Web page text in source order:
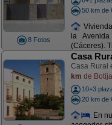
8 Fotos
50 km de
la
(Cáceres).
Casa
Casa Rural
km de
10+3
20 km de
En